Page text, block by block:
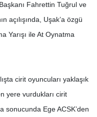
Fahrettin Tuğrul ve
açılışında, Uşak’a özgü
Yarışı ile At Oynatma
cirit oyuncuları yaklaşık
yere vurdukları cirit
sonucunda Ege ACSK’den